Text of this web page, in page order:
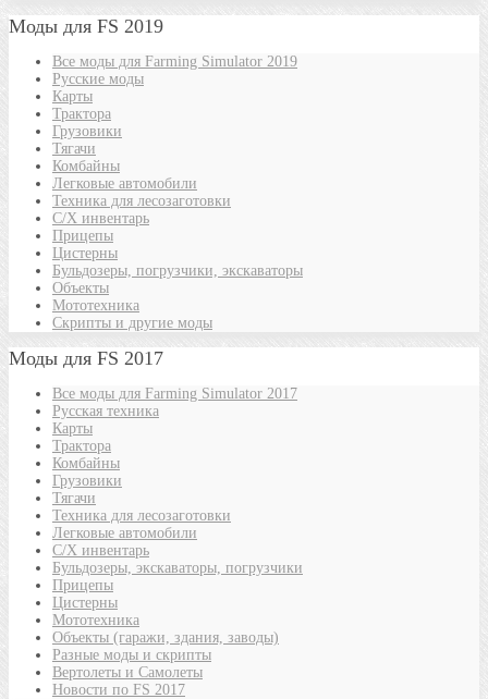
Моды для FS 2019
Все моды для Farming Simulator 2019
Русские моды
Карты
Трактора
Грузовики
Тягачи
Комбайны
Легковые автомобили
Техника для лесозаготовки
С/Х инвентарь
Прицепы
Цистерны
Бульдозеры, погрузчики, экскаваторы
Объекты
Мототехника
Скрипты и другие моды
Моды для FS 2017
Все моды для Farming Simulator 2017
Русская техника
Карты
Трактора
Комбайны
Грузовики
Тягачи
Техника для лесозаготовки
Легковые автомобили
С/Х инвентарь
Бульдозеры, экскаваторы, погрузчики
Прицепы
Цистерны
Мототехника
Объекты (гаражи, здания, заводы)
Разные моды и скрипты
Вертолеты и Самолеты
Новости по FS 2017